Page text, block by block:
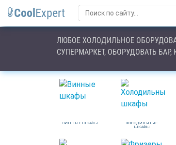
Cool Expert
ЛЮБОЕ ХОЛОДИЛЬНОЕ
СУПЕРМАРКЕТ, ОБОРУДОВАТЬ БАР,
ВИННЫЕ ШКАФЫ
ХОЛОДИЛЬНЫЕ
ШКАФЫ